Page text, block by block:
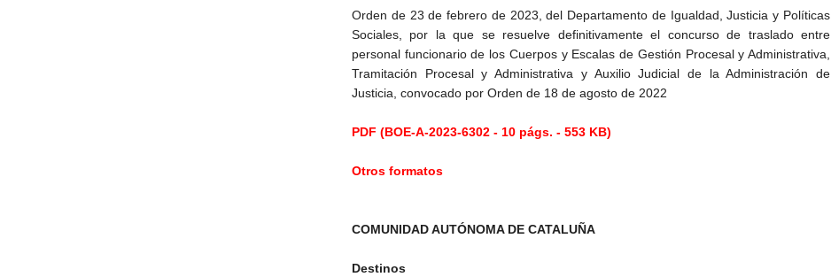
Orden de 23 de febrero de 2023, del Departamento de Igualdad, Justicia y Políticas
Sociales, por la que se resuelve definitivamente el concurso de traslado entre
personal funcionario de los Cuerpos y Escalas de Gestión Procesal y Administrativa,
Tramitación Procesal y Administrativa y Auxilio Judicial de la Administración de
Justicia, convocado por Orden de 18 de agosto de 2022
PDF (BOE-A-2023-6302 - 10 págs. - 553 KB)
Otros formatos
COMUNIDAD AUTÓNOMA DE CATALUÑA
Destinos